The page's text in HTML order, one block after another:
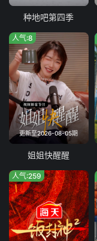
种地吧第四季
更新至2026-08-05期
人气:8
姐姐快醒醒
人气:259